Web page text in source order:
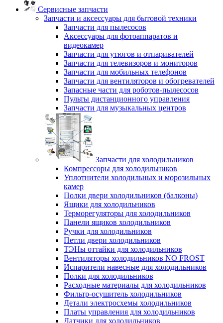
Сервисные запчасти
Запчасти и аксессуары для бытовой техники
Запчасти для пылесосов
Аксессуары для фотоаппаратов и
видеокамер
Запчасти для утюгов и отпаривателей
Запчасти для телевизоров и мониторов
Запчасти для мобильных телефонов
Запчасти для вентиляторов и обогревателей
Запасные части для роботов-пылесосов
Пульты дистанционного управления
Запчасти для музыкальных центров
Запчасти для холодильников
Компрессоры для холодильников
Уплотнители холодильных и морозильных
камер
Полки двери холодильников (балконы)
Ящики для холодильников
Терморегуляторы для холодильников
Панели ящиков холодильников
Ручки для холодильников
Петли двери холодильников
ТЭНы оттайки для холодильников
Вентиляторы холодильников NO FROST
Испарители навесные для холодильников
Полки для холодильников
Расходные материалы для холодильников
Фильтр-осушитель холодильников
Детали электросхемы холодильников
Платы управления для холодильников
Датчики для холодильников